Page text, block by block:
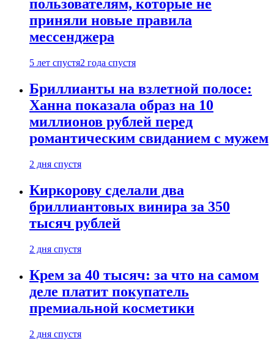
пользователям, которые не
приняли новые правила
мессенджера
5 лет спустя2 года спустя
Бриллианты на взлетной полосе:
Ханна показала образ на 10
миллионов рублей перед
романтическим свиданием с мужем
2 дня спустя
Киркорову сделали два
бриллиантовых винира за 350
тысяч рублей
2 дня спустя
Крем за 40 тысяч: за что на самом
деле платит покупатель
премиальной косметики
2 дня спустя